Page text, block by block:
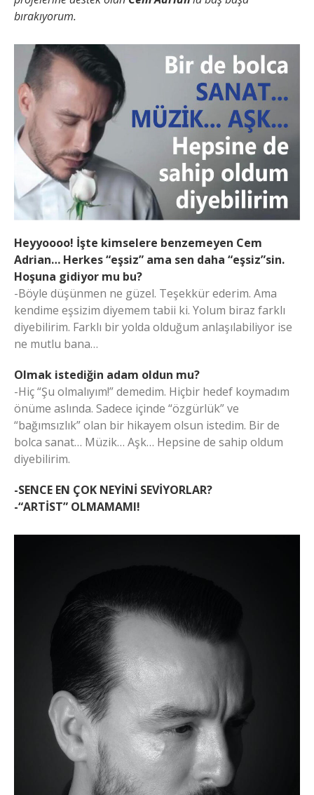
bırakıyorum.
Heyyoooo! İşte kimselere benzemeyen Cem
Adrian… Herkes “eşsiz” ama sen daha “eşsiz”sin.
Hoşuna gidiyor mu bu?
-Böyle düşünmen ne güzel. Teşekkür ederim. Ama
kendime eşsizim diyemem tabii ki. Yolum biraz farklı
diyebilirim. Farklı bir yolda olduğum anlaşılabiliyor ise
ne mutlu bana…
Olmak istediğin adam oldun mu?
-Hiç “Şu olmalıyım!” demedim. Hiçbir hedef koymadım
önüme aslında. Sadece içinde “özgürlük” ve
“bağımsızlık” olan bir hikayem olsun istedim. Bir de
bolca sanat… Müzik… Aşk… Hepsine de sahip oldum
diyebilirim.
-SENCE EN ÇOK NEYİNİ SEVİYORLAR?
-“ARTİST” OLMAMAMI!